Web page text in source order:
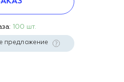
100 шт.
предложение